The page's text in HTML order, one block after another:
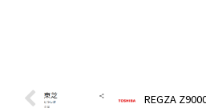
REGZA